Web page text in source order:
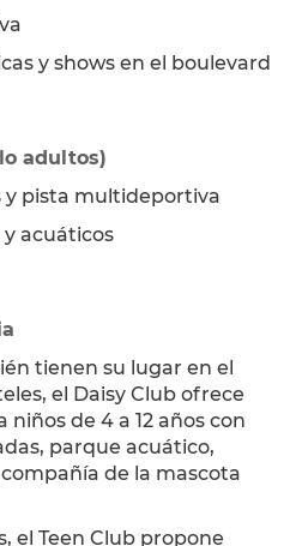
y shows en el boulevard
adultos)
y pista multideportiva
acuáticos
tienen su lugar en el
el Daisy Club ofrece
de 4 a 12 años con
parque acuático,
de la mascota
el Teen Club propone